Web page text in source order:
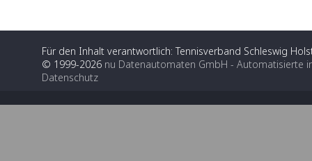
Für den Inhalt verantwortlich: Tennisverband Schleswig
© 1999-2026 nu Datenautomaten GmbH - Automatisierte
Datenschutz